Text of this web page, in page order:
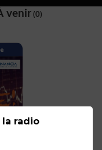
venir(0)
radio